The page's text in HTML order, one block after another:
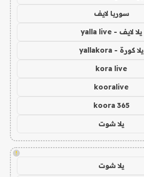
سوريا لايف
يلا لايف - yalla live
يلا كورة - yallakora
kora live
kooralive
koora 365
يلا شوت
!
يلا شوت